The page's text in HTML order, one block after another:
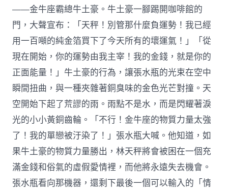
——金牛座霸總牛土豪。牛土豪一腳踢開咖啡館的
門，大聲宣布：「天秤！別管那什麼負運勢！我已經
用一百噸的純金箔買下了今天所有的壞運氣！」「從
現在開始，你的運勢由我主宰！我的金錢，就是你的
正面能量！」牛土豪的行為，讓張水瓶的光束在空中
瞬間扭曲，與一種夾雜著銅臭味的金色光芒對撞。天
空開始下起了荒謬的雨。雨點不是水，而是閃耀著淚
光的小小黃銅齒輪。「不行！金牛座的物質力量太強
了！我的單戀被汙染了！」張水瓶大喊。他知道，如
果牛土豪的物質力量勝出，林天秤將會被困在一個充
滿金錢和俗氣的虛假愛情裡，而他將永遠失去機會。
張水瓶看向那機器，還剩下最後一個可以輸入的「情